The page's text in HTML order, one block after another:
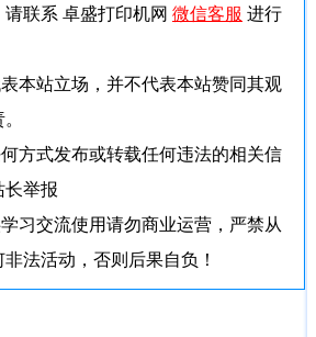
联系 卓盛打印机网 微信客服 进行
本站立场，并不代表本站赞同其观
方式发布或转载任何违法的相关信
长举报
习交流使用请勿商业运营，严禁从
法活动，否则后果自负！